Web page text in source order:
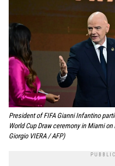
President of FIFA Gianni Infantino
World Cup Draw ceremony in Miami
Giorgio VIERA / AFP)